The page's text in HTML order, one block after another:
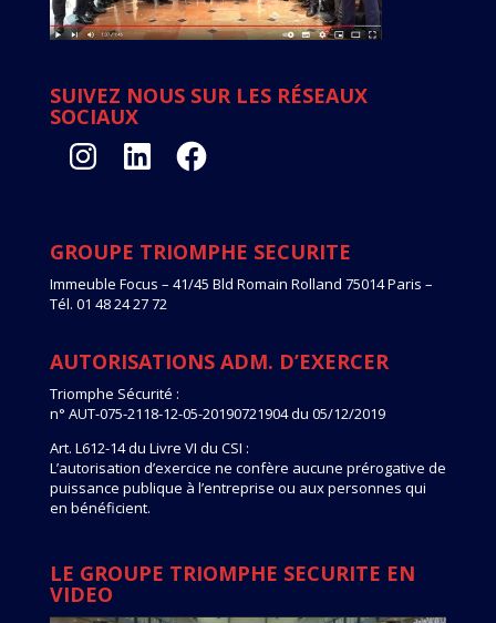
SUIVEZ NOUS SUR LES RÉSEAUX
SOCIAUX
InstagramLinkedIn Facebook
GROUPE TRIOMPHE SECURITE
Immeuble Focus – 41/45 Bld Romain Rolland 75014 Paris –
Tél. 01 48 24 27 72
AUTORISATIONS ADM. D’EXERCER
Triomphe Sécurité :
n° AUT-075-2118-12-05-20190721904 du 05/12/2019
Art. L612-14 du Livre VI du CSI :
L’autorisation d’exercice ne confère aucune prérogative de
puissance publique à l’entreprise ou aux personnes qui
en bénéficient.
LE GROUPE TRIOMPHE SECURITE EN
VIDEO